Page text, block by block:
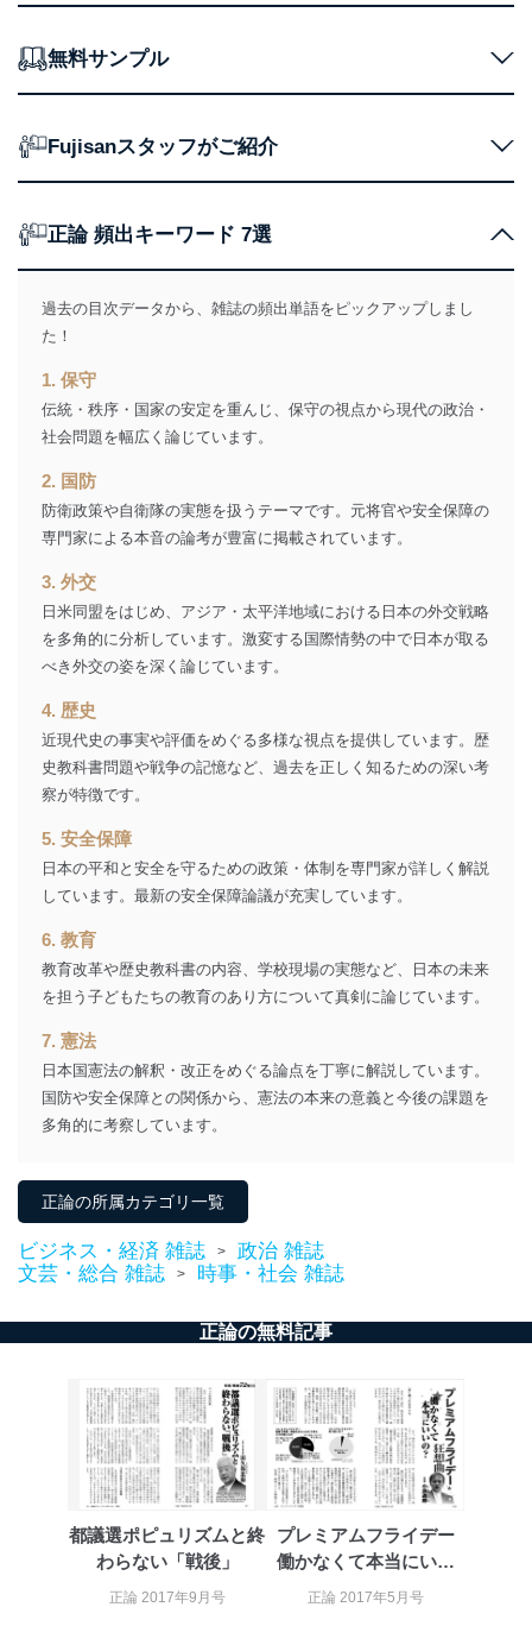
の方の個人情報
購入商品の配送のため
のため
閲覧履歴や購買履歴等の情報を分
当社にお問合わせ
お問い合わせ対応、トラブル対
3
当社カスタマーQ＆
カスタマーQ＆Aサイトの投稿内容
ｅメール等による商品、サービ
ス、キャンペーン等の広告に関す
採用応募者の方の
個人情報
5
当社の従業者の個
人事、総務などの雇用管理等のた
6
パートナー（提携
企業）からの委託
定期購読サービス
等をご利用の方の
提携企業及びお客様がご購入され
た商品の発売元企業からのｅメー
ル等による商品、
サービス、キャンペーン等の広告
7
SNS公式アカウン
トに登録された方
よびその分析のため
お問い合わせ対応、トラブル対
ため
※上記の利用目的のうちNo.1～5については保有個人デ
ータ（開示対象個人情報）の利用目的であり、下記4.の
開示等のご請求に対応させていただきます。
なお、6、7については、パートナー（提携企業）様又は
各SNS運営会社様にご請求いただきますようお願い致し
３．個人情報の第三者提供について
当社は、取得した個人情報を適切に管理し､あらかじめ
本人の同意を得ることなく第三者に提供することはあり
法令に基づく場合
人の生命､身体または財産の保護のために必要がある
場合であって、本人の同意を得ることが困難であると
き。
公衆衛生の向上または児童の健全な育成の推進のため
とが困難である場合。
国の機関もしくは地方公共団体またはその委託を受け
する必要がある場合であって、本人の同意を得ること
により当該事務の遂行に支障を及ぼすおそれがあると
き。
上記２．の利用目的を実施するために守秘義務を結ん
だ企業に、業務の一部として個人情報の取扱いを委
託・提供する場合、その業務に必要な範囲で委託・提
供先企業に個人情報を開示することがあります。
委託・提供先企業は具体的には以下のような企業です
が、これらに限りません。
委託先：カスタマーサポート支援会社 、クレジッ
無料サンプル
Fujisanスタッフがご紹介
正論 頻出キーワード 7選
過去の目次データから、雑誌の頻出単語をピックアップしまし
た！
1. 保守
伝統・秩序・国家の安定を重んじ、保守の視点から現代の政治・
社会問題を幅広く論じています。
2. 国防
防衛政策や自衛隊の実態を扱うテーマです。元将官や安全保障の
専門家による本音の論考が豊富に掲載されています。
3. 外交
日米同盟をはじめ、アジア・太平洋地域における日本の外交戦略
を多角的に分析しています。激変する国際情勢の中で日本が取る
べき外交の姿を深く論じています。
4. 歴史
近現代史の事実や評価をめぐる多様な視点を提供しています。歴
史教科書問題や戦争の記憶など、過去を正しく知るための深い考
察が特徴です。
5. 安全保障
日本の平和と安全を守るための政策・体制を専門家が詳しく解説
しています。最新の安全保障論議が充実しています。
6. 教育
教育改革や歴史教科書の内容、学校現場の実態など、日本の未来
を担う子どもたちの教育のあり方について真剣に論じています。
7. 憲法
日本国憲法の解釈・改正をめぐる論点を丁寧に解説しています。
国防や安全保障との関係から、憲法の本来の意義と今後の課題を
多角的に考察しています。
正論の所属カテゴリ一覧
ビジネス・経済 雑誌 >
政治 雑誌
文芸・総合 雑誌
> 時事・社会 雑誌
正論の無料記事
都議選ポピュリズムと終
わらない「戦後」
正論 2017年9月号
プレミアムフライデー
働かなくて本当にいい
の？
正論 2017年5月号